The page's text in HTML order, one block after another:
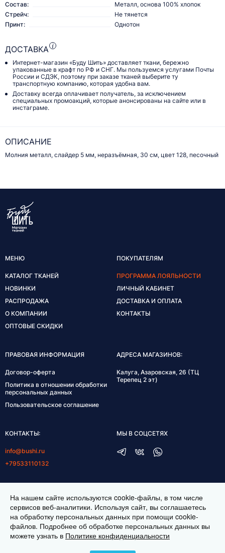
Состав:
Металл, основа 100% хлопок
Стрейч:
Не тянется
Принт:
Однотон
ДОСТАВКА
Интернет-магазин «Буду Шить» доставляет ткани, бережно
упакованные в крафт по РФ и СНГ. Мы пользуемся услугами Почты
России и СДЭК, поэтому при заказе тканей выберите ту
транспортную компанию, которая удобна вам.
Доставку всегда оплачивает получатель, за исключением
специальных промоакций, которые анонсированы на сайте или в
инстаграме.
ОПИСАНИЕ
Молния металл, слайдер 5 мм, неразъёмная, 30 см, цвет 128, песочный
МЕНЮ
КАТАЛОГ ТКАНЕЙ
НОВИНКИ
РАСПРОДАЖА
О КОМПАНИИ
ОПТОВЫЕ СКИДКИ
ПОКУПАТЕЛЯМ
ПРОГРАММА ЛОЯЛЬНОСТИ
ЛИЧНЫЙ КАБИНЕТ
ДОСТАВКА И ОПЛАТА
КОНТАКТЫ
ПРАВОВАЯ ИНФОРМАЦИЯ
Договор-оферта
Политика в отношении обработки
персональных данных
Пользовательское соглашение
АДРЕСА МАГАЗИНОВ:
Калуга, Азаровская, 26 (ТЦ
Терепец 2 эт)
КОНТАКТЫ:
info@bushi.ru
+79533110132
пн-пт 10:00-19:00
сб 11:00-17:00
МЫ В СОЦСЕТЯХ
На нашем сайте используются cookie-файлы, в том числе
сервисов веб-аналитики. Используя сайт, вы соглашаетесь
на обработку персональных данных при помощи cookie-
файлов. Подробнее об обработке персональных данных вы
можете узнать в Политике конфиденциальности